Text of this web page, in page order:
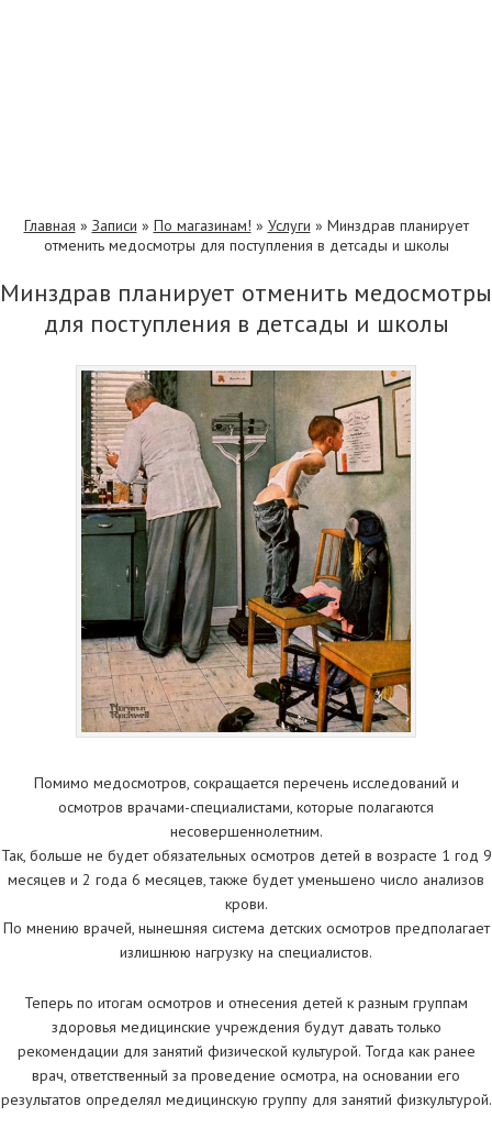
Главная » Записи » По магазинам! » Услуги » Минздрав планирует
отменить медосмотры для поступления в детсады и школы
Минздрав планирует отменить медосмотры
для поступления в детсады и школы
Помимо медосмотров, сокращается перечень исследований и
осмотров врачами-специалистами, которые полагаются
несовершеннолетним.
Так, больше не будет обязательных осмотров детей в возрасте 1 год 9
месяцев и 2 года 6 месяцев, также будет уменьшено число анализов
крови.
По мнению врачей, нынешняя система детских осмотров предполагает
излишнюю нагрузку на специалистов.
Теперь по итогам осмотров и отнесения детей к разным группам
здоровья медицинские учреждения будут давать только
рекомендации для занятий физической культурой. Тогда как ранее
врач, ответственный за проведение осмотра, на основании его
результатов определял медицинскую группу для занятий физкультурой.